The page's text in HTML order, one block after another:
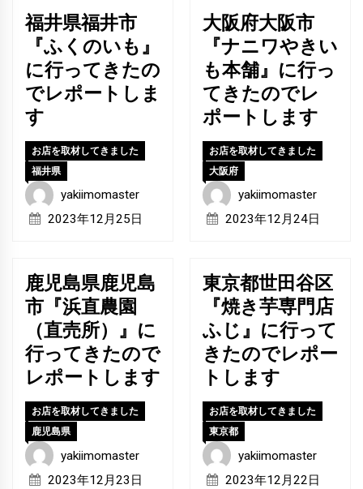
福井県福井市
『ふくのいも』
に行ってきたの
でレポートしま
す
お店を取材してきました
福井県
yakiimomaster
2023年12月25日
大阪府大阪市
『ナニワやきい
も本舗』に行っ
てきたのでレ
ポートします
お店を取材してきました
大阪府
yakiimomaster
2023年12月24日
鹿児島県鹿児島
市『浜直農園
（直売所）』に
行ってきたので
レポートします
お店を取材してきました
鹿児島県
yakiimomaster
2023年12月23日
東京都世田谷区
『焼き芋専門店
ふじ』に行って
きたのでレポー
トします
お店を取材してきました
東京都
yakiimomaster
2023年12月22日